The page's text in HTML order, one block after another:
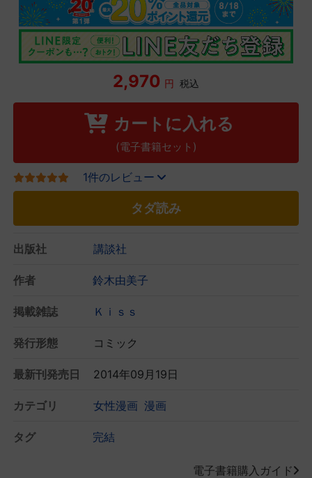
2,970 円 税込
カートに入れる
(電子書籍セット)
1件のレビュー
タダ読み
出版社 講談社
作者 鈴木由美子
掲載雑誌 Ｋｉｓｓ
発行形態 コミック
最新刊発売日 2014年09月19日
カテゴリ 女性漫画 漫画
タグ 完結
電子書籍購入ガイド